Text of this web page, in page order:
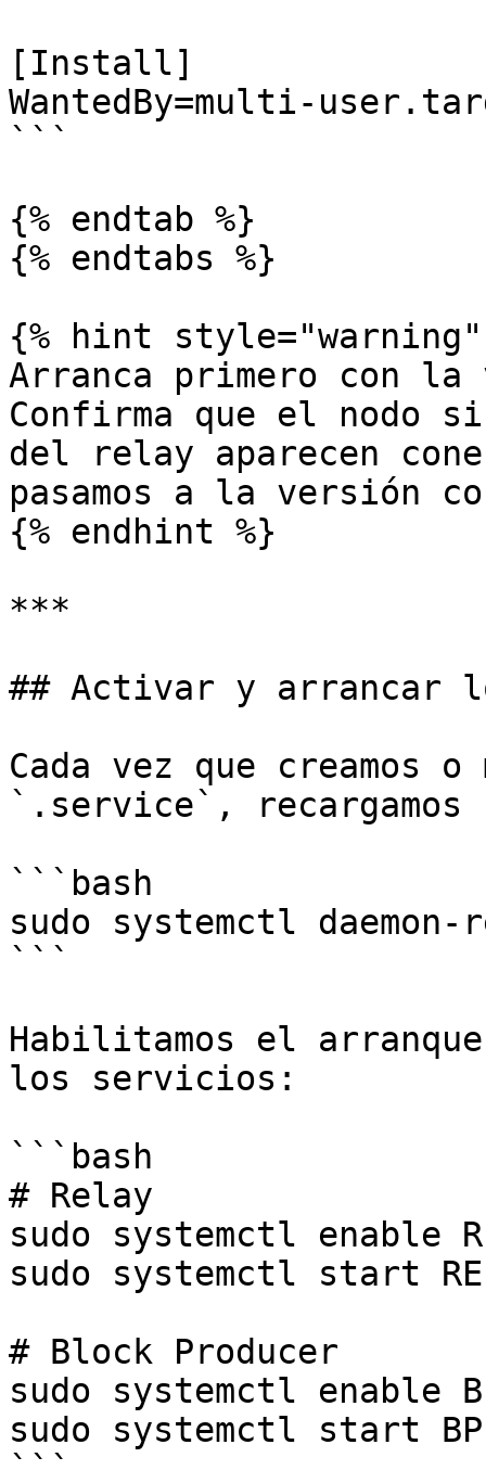
[Install]
WantedBy=multi-
```
{% endtab %}
{% endtabs %}
{% hint style="warning"
Arranca primero con
Confirma que el nodo
del relay aparecen
pasamos a la versión
{% endhint %}
***
## Activar y arrancar
Cada vez que creamos
`.service`, recargamos
```bash
sudo systemctl daemon-
```
Habilitamos el
los servicios:
```bash
# Relay
sudo systemctl enable
sudo systemctl start
# Block Producer
sudo systemctl enable
sudo systemctl start BP
```